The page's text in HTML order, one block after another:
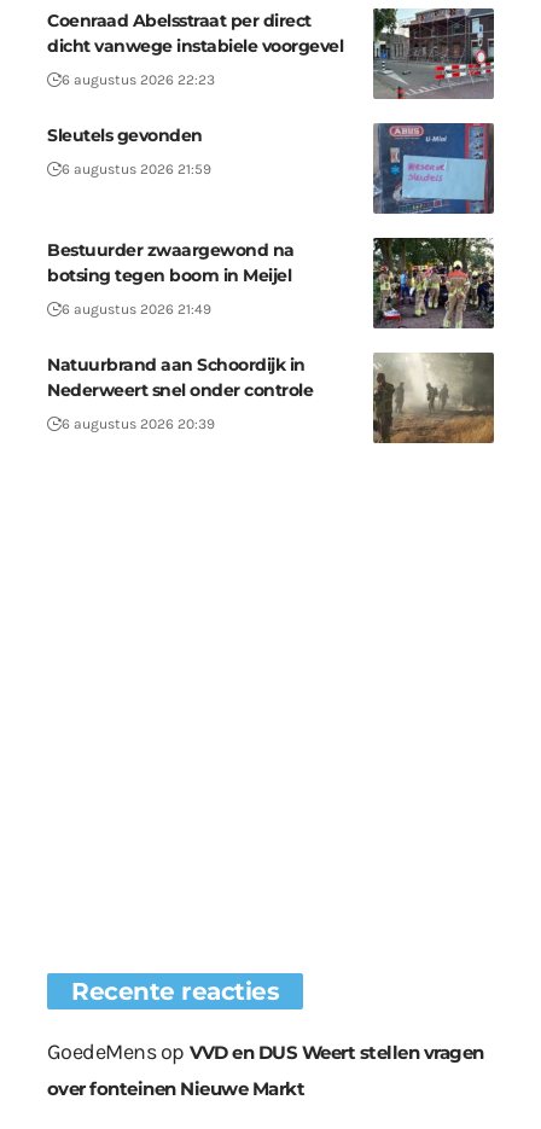
Coenraad Abelsstraat per direct
dicht vanwege instabiele voorgevel
6 augustus 2026 22:23
Sleutels gevonden
6 augustus 2026 21:59
Bestuurder zwaargewond na
botsing tegen boom in Meijel
6 augustus 2026 21:49
Natuurbrand aan Schoordijk in
Nederweert snel onder controle
6 augustus 2026 20:39
Recente reacties
GoedeMensop VVD en DUS Weert stellen vragen
over fonteinen Nieuwe Markt